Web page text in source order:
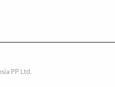
PP Ltd.